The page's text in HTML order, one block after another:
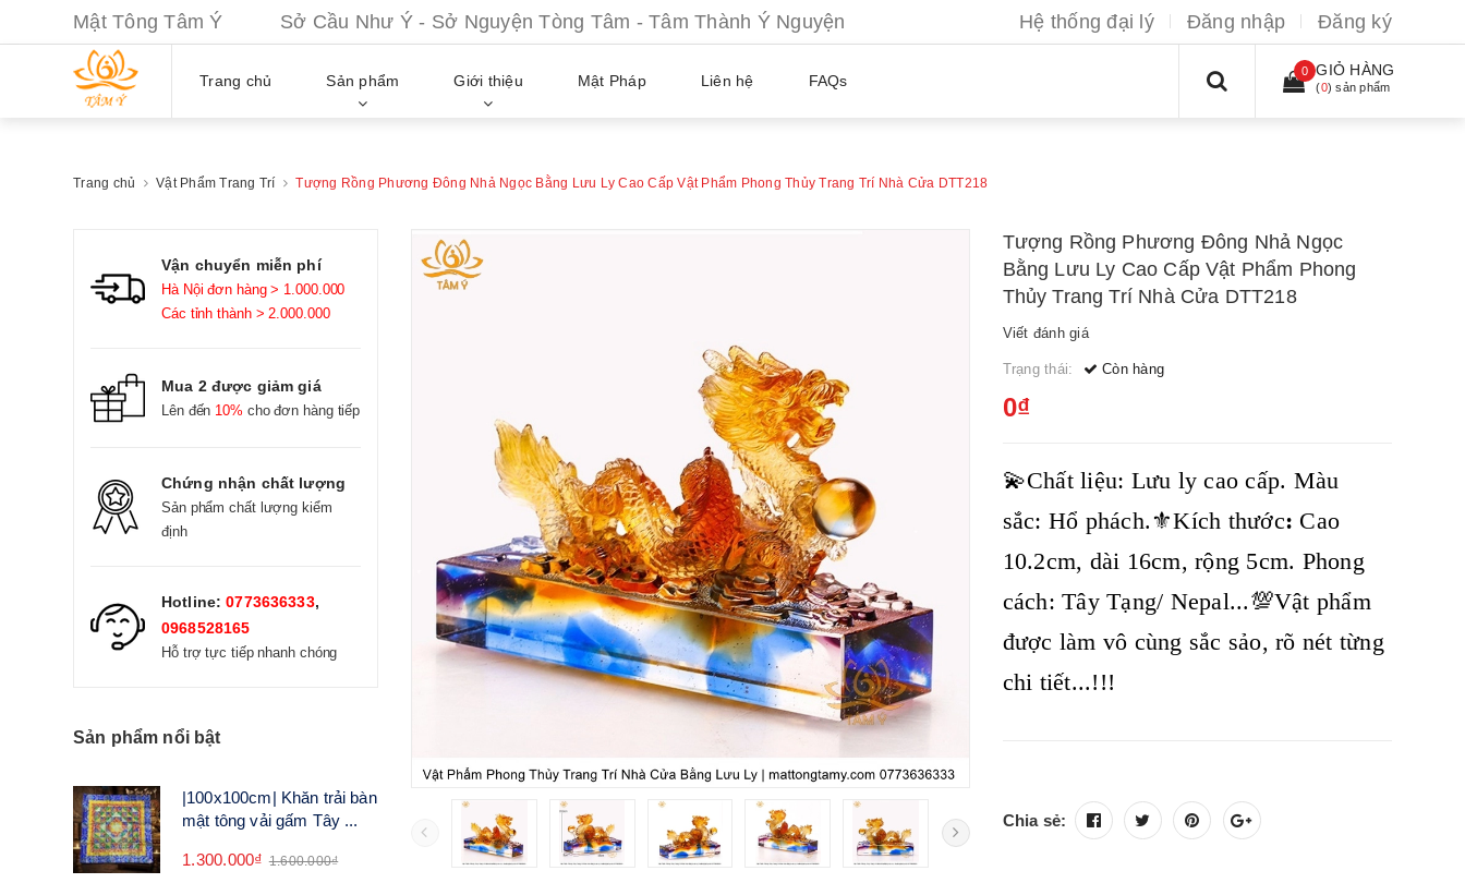
Mật Tông Tâm Ý Sở Cầu Như Ý - Sở Nguyện Tòng Tâm - Tâm Thành Ý Nguyện Hệ thống đại lý Đăng nhập Đăng ký
Trang chủ Sản phẩm Giới thiệu Mật Pháp Liên hệ FAQs
0 GIỎ HÀNG
(0) sản phẩm
Trang chủ Vật Phẩm Trang Trí Tượng Rồng Phương Đông Nhả Ngọc Bằng Lưu Ly Cao Cấp Vật Phẩm Phong Thủy Trang Trí Nhà Cửa DTT218
Vận chuyển miễn phí
Hà Nội đơn hàng > 1.000.000
Các tỉnh thành > 2.000.000
Mua 2 được giảm giá
Lên đến 10% cho đơn hàng tiếp
Chứng nhận chất lượng
Sản phẩm chất lượng kiểm
định
Hotline:0773636333,
0968528165
Hỗ trợ tực tiếp nhanh chóng
Sản phẩm nổi bật
|100x100cm| Khăn trải bàn
mật tông vải gấm Tây ...
1.300.000₫ 1.600.000₫
Tượng Rồng Phương Đông Nhả Ngọc
Bằng Lưu Ly Cao Cấp Vật Phẩm Phong
Thủy Trang Trí Nhà Cửa DTT218
Viết đánh giá
Trạng thái: Còn hàng
0₫
💫Chất liệu: Lưu ly cao cấp. Màu
sắc: Hổ phách.⚜️Kích thước: Cao
10.2cm, dài 16cm, rộng 5cm. Phong
cách: Tây Tạng/ Nepal...💯Vật phẩm
được làm vô cùng sắc sảo, rõ nét từng
chi tiết...!!!
Chia sẻ: